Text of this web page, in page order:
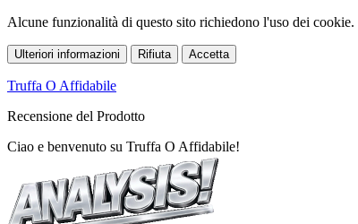
Alcune funzionalità di questo sito richiedono l'uso dei
Ulteriori informazioni Rifiuta Accetta
Truffa O Affidabile
Recensione del Prodotto
Ciao e benvenuto su Truffa O Affidabile!